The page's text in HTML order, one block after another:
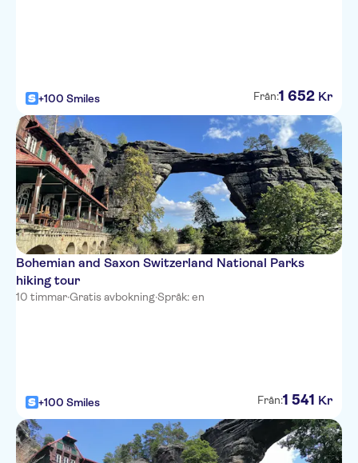
+100 Smiles Från:1 652 Kr
Bohemian and Saxon Switzerland National Parks
hiking tour
10 timmar·Gratis avbokning·Språk: en
+100 Smiles Från:1 541 Kr